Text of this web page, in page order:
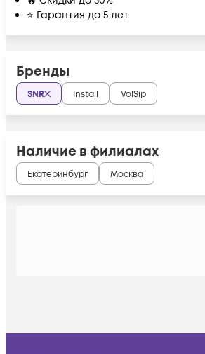
⭐ Гарантия до 5 лет
Бренды
SNR Install VolSip
Наличие в филиалах
Екатеринбург Москва